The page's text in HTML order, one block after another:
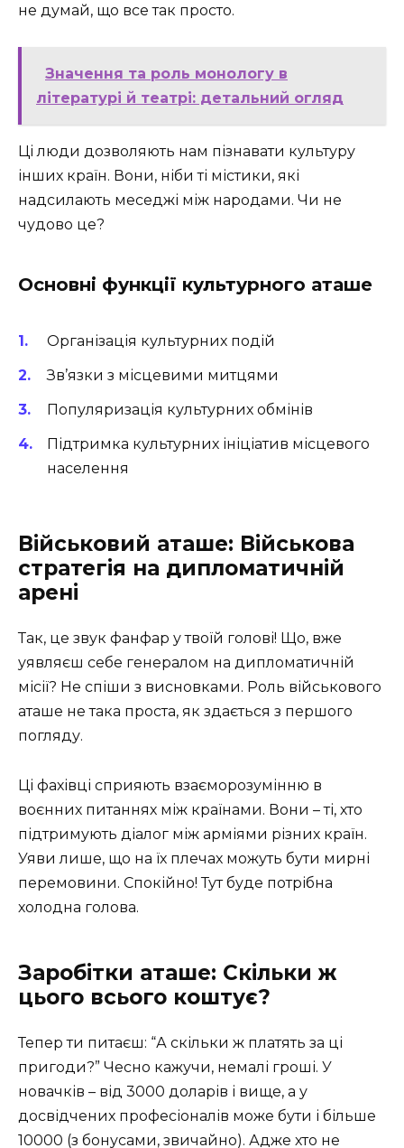
не думай, що все так просто.
Значення та роль монологу в
літературі й театрі: детальний огляд
Ці люди дозволяють нам пізнавати культуру
інших країн. Вони, ніби ті містики, які
надсилають меседжі між народами. Чи не
чудово це?
Основні функції культурного аташе
Організація культурних подій
Зв’язки з місцевими митцями
Популяризація культурних обмінів
Підтримка культурних ініціатив місцевого
населення
Військовий аташе: Військова
стратегія на дипломатичній
арені
Так, це звук фанфар у твоїй голові! Що, вже
уявляєш себе генералом на дипломатичній
місії? Не спіши з висновками. Роль військового
аташе не така проста, як здається з першого
погляду.
Ці фахівці сприяють взаєморозумінню в
воєнних питаннях між країнами. Вони – ті, хто
підтримують діалог між арміями різних країн.
Уяви лише, що на їх плечах можуть бути мирні
перемовини. Спокійно! Тут буде потрібна
холодна голова.
Заробітки аташе: Скільки ж
цього всього коштує?
Тепер ти питаєш: “А скільки ж платять за ці
пригоди?” Чесно кажучи, немалі гроші. У
новачків – від 3000 доларів і вище, а у
досвідчених професіоналів може бути і більше
10000 (з бонусами, звичайно). Адже хто не